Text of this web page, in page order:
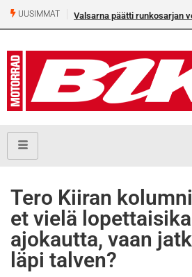
UUSIMMAT Valsarna päätti runkosarjan
Tero Kiiran
et vielä
ajokautta, vaan
läpi talven?